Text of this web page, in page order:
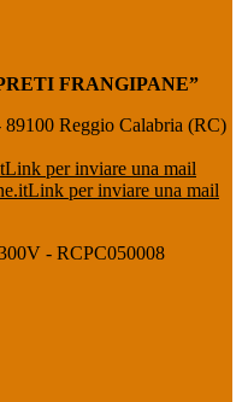
FRANGIPANE”
Reggio Calabria (RC)
Link per inviare una mail
Link per inviare una mail
- RCPC050008